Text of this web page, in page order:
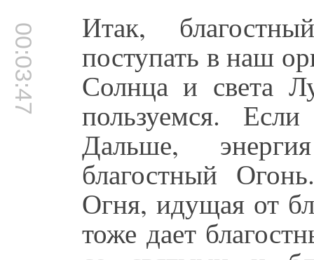
00:03:47 Итак,
поступать в наш
Солнца и света
пользуемся.
Дальше,
благостный
Огня, идущая от
тоже дает